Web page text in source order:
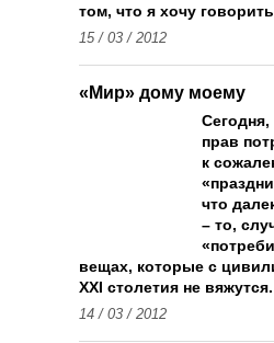
том, что я хочу
15 / 03 / 2012
«Мир» дому моему
прав
к
что
– то,
вещах, которые с
XXI столетия не вяжутся.
14 / 03 / 2012